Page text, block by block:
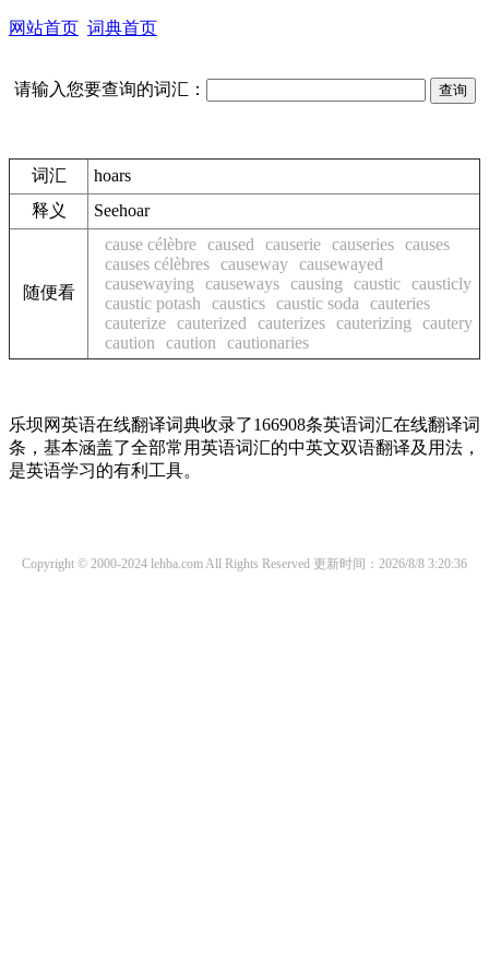
网站首页 词典首页
请输入您要查询的词汇：
词汇
hoars
释义
Seehoar
随便看
cause célèbre caused causerie causeries causes
causes célèbres causeway causewayed
causewaying
causeways causing caustic causticly
caustic potash
caustics caustic soda
cauteries
cauterize cauterized cauterizes cauterizing
cautery
caution
caution cautionaries
乐坝网英语在线翻译词典收录了166908条英语词汇在线翻译词
条，基本涵盖了全部常用英语词汇的中英文双语翻译及用法，
是英语学习的有利工具。
Copyright © 2000-2024 lehba.com All Rights Reserved 更新时间：2026/8/8 3:20:36